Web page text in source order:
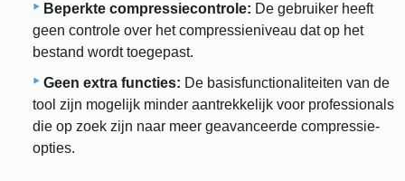
Beperkte compressiecontrole: De gebruiker heeft
geen controle over het compressieniveau dat op het
bestand wordt toegepast.
Geen extra functies: De basisfunctionaliteiten van de
tool zijn mogelijk minder aantrekkelijk voor professionals
die op zoek zijn naar meer geavanceerde compressie-
opties.